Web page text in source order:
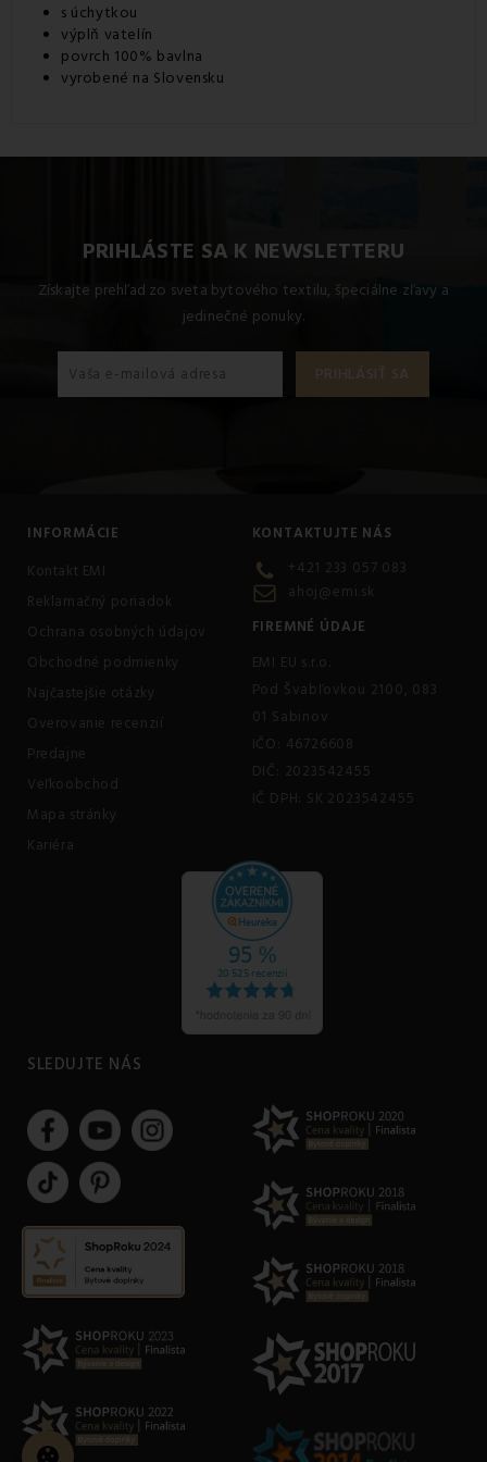
s úchytkou
výplň vatelín
povrch 100% bavlna
vyrobené na Slovensku
PRIHLÁSTE SA K NEWSLETTERU
Získajte prehľad zo sveta bytového textilu, špeciálne zľavy a
jedinečné ponuky.
INFORMÁCIE
Kontakt EMI
Reklamačný poriadok
Ochrana osobných údajov
Obchodné podmienky
Najčastejšie otázky
Overovanie recenzií
Predajne
Veľkoobchod
Mapa stránky
Kariéra
KONTAKTUJTE NÁS
+421 233 057 083
ahoj@emi.sk
FIREMNÉ ÚDAJE
EMI EU s.r.o.
Pod Švabľovkou 2100, 083
01 Sabinov
IČO: 46726608
DIČ: 2023542455
IČ DPH: SK 2023542455
SLEDUJTE NÁS